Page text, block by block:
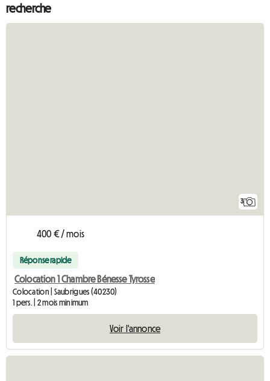
recherche
3
400 € / mois
Réponse rapide
Colocation 1 Chambre Bénesse Tyrosse
Colocation | Saubrigues (40230)
1 pers. | 2 mois minimum
Voir l'annonce